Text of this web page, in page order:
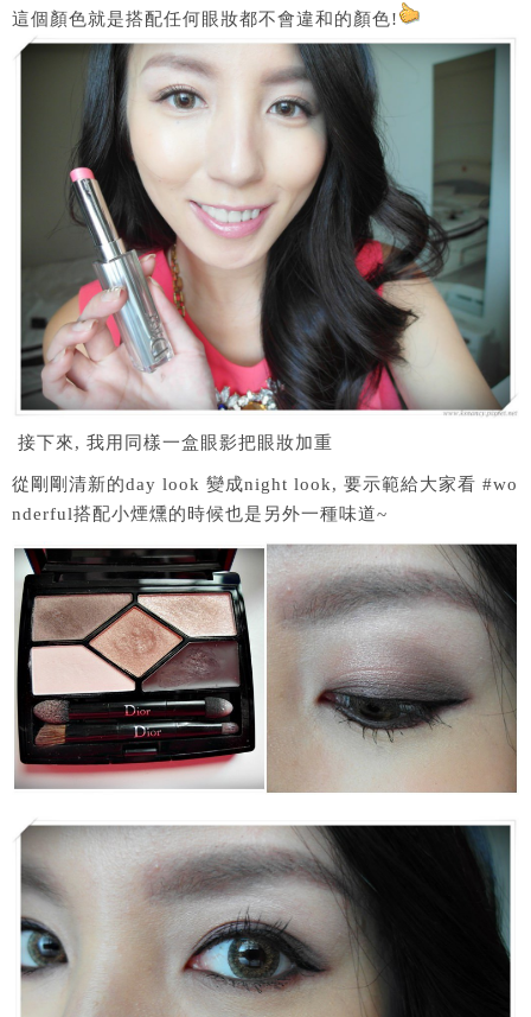
這個顏色就是搭配任何眼妝都不會違和的顏色!
接下來, 我用同樣一盒眼影把眼妝加重
從剛剛清新的day look 變成night look, 要示範給大家看 #wo
nderful搭配小煙燻的時候也是另外一種味道~